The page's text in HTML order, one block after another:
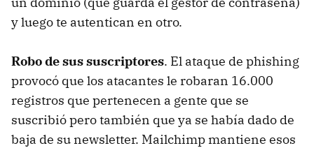
y luego te autentican en otro.
Robo de sus suscriptores. El ataque de phishing
provocó que los atacantes le robaran 16.000
registros que pertenecen a gente que se
suscribió pero también que ya se había dado de
baja de su newsletter. Mailchimp mantiene esos